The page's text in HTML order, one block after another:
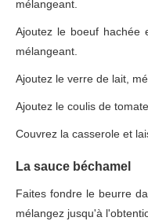
mélangeant.
Ajoutez le boeuf hachée
mélangeant.
Ajoutez le verre de lait,
Ajoutez le coulis de
Couvrez la casserole et
La sauce béchamel
Faites fondre le beurre
mélangez jusqu'à